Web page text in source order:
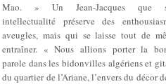
Mao. » Un Jean-Jacques que
intellectualité préserve des
aveugles, mais qui se laisse tout de
entraîner. « Nous allions porter la
parole dans les bidonvilles algériens et
du quartier de l’Ariane, l’envers du décor